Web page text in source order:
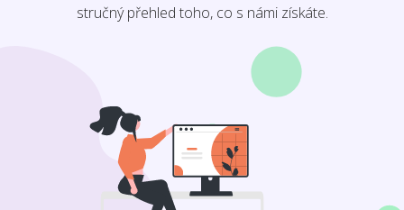
stručný přehled toho, co s námi získáte.